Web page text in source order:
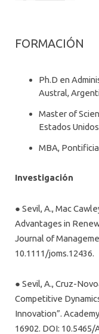
PROFESORES
FORMACIÓN
Ph.D en
Austral,
Master of
Estados Unidos
MBA,
Investigación
● Sevil, A., Mac
Advantages in
Journal of
10.1111/joms.12436.
● Sevil, A., Cruz-
Competitive
Innovation”.
16902. DOI: